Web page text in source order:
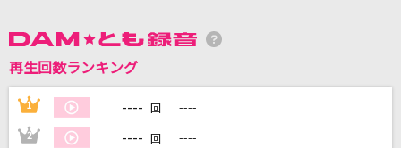
再生回数ランキング
1 ---- 回 ----
2 ---- 回 ----